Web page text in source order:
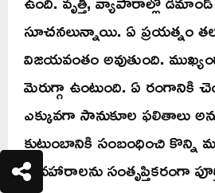
సూచనలున్నాయి. ఏ ప్రయత్నం
విజయవంతం అవుతుంది.
మెరుగ్గా ఉంటుంది. ఏ రంగానికి
ఎక్కువగా సానుకూల ఫలితాలు
కుటుంబానికి సంబంధించి కొన్ని
వ్యవహారాలను సంతృప్తికరంగా